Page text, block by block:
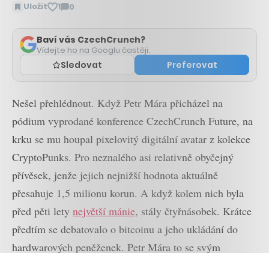
Uložit 1 0
Zobrazit
Baví vás CzechCrunch?
Vídejte ho na Googlu častěji.
Sledovat Preferovat
Nešel přehlédnout. Když Petr Mára přicházel na
pódium vyprodané konference CzechCrunch Future, na
krku se mu houpal pixelovitý digitální avatar z kolekce
CryptoPunks. Pro neznalého asi relativně obyčejný
přívěsek, jenže jejich nejnižší hodnota aktuálně
přesahuje 1,5 milionu korun. A když kolem nich byla
před pěti lety největší mánie, stály čtyřnásobek. Krátce
předtím se debatovalo o bitcoinu a jeho ukládání do
hardwarových peněženek. Petr Mára to se svým